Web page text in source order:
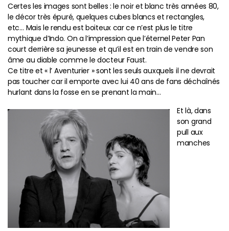
Certes les images sont belles : le noir et blanc très années 80,
le décor très épuré, quelques cubes blancs et rectangles,
etc… Mais le rendu est boiteux car ce n’est plus le titre
mythique d’Indo. On a l’impression que l’éternel Peter Pan
court derrière sa jeunesse et qu’il est en train de vendre son
âme au diable comme le docteur Faust.
Ce titre et « l’ Aventurier » sont les seuls auxquels il ne devrait
pas toucher car il emporte avec lui 40 ans de fans déchaînés
hurlant dans la fosse en se prenant la main…
Et là, dans
son grand
pull aux
manches